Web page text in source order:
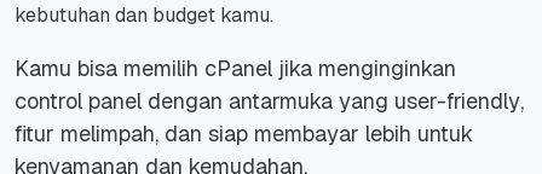
kebutuhan dan budget kamu.
Kamu bisa memilih cPanel jika menginginkan
control panel dengan antarmuka yang user-friendly,
fitur melimpah, dan siap membayar lebih untuk
kenyamanan dan kemudahan.